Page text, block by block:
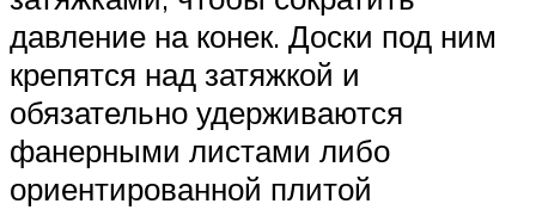
давление на конек. Доски под ним
крепятся над затяжкой и
обязательно удерживаются
фанерными листами либо
ориентированной плитой